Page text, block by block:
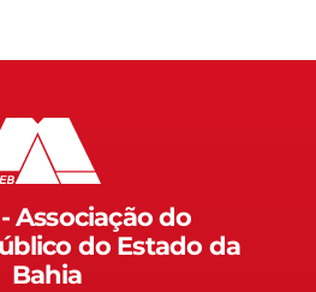
Associação do
do Estado da
Bahia